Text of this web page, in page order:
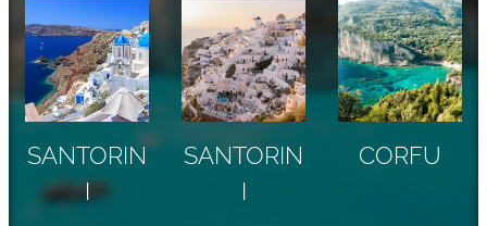
SANTORIN
I
SANTORIN
I
CORFU